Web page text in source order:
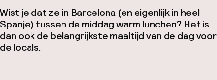
Wist je dat ze in Barcelona (en eigenlijk in heel
Spanje) tussen de middag warm lunchen? Het is
dan ook de belangrijkste maaltijd van de dag voor
de locals.